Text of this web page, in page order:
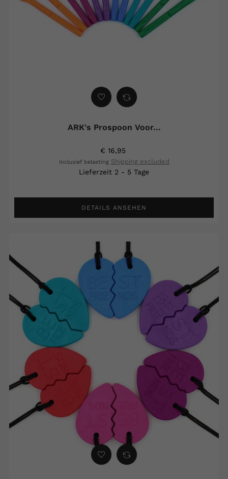
ARK's Prospoon Voor...
€ 16,95
Inclusief belasting Shipping excluded
Lieferzeit 2 - 5 Tage
DETAILS ANSEHEN